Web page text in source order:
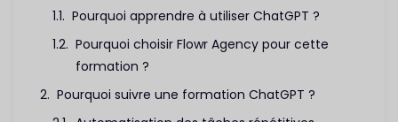
Pourquoi apprendre à utiliser ChatGPT ?
Pourquoi choisir Flowr Agency pour cette
formation ?
Pourquoi suivre une formation ChatGPT ?